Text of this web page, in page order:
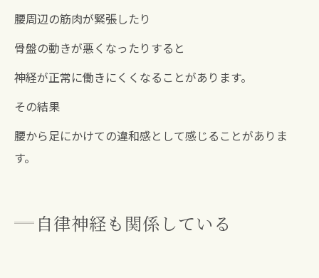
腰周辺の筋肉が緊張したり
骨盤の動きが悪くなったりすると
神経が正常に働きにくくなることがあります。
その結果
腰から足にかけての違和感として感じることがありま
す。
自律神経も関係している